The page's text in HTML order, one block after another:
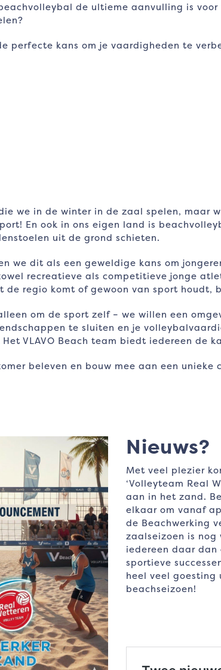
de ultieme aanvulling is
perfecte kans om je vaardigheden te
we in de winter in de zaal spelen,
En ook in ons eigen land is
uit de grond schieten.
we dit als een geweldige kans om
recreatieve als competitieve jonge
de regio komt of gewoon van sport
om de sport zelf – we willen een
te sluiten en je
VLAVO Beach team biedt iedereen de
beleven en bouw mee aan een
Nieuws?
Met veel plezier
‘Volleyteam Real
aan in het zand.
elkaar om vanaf
de Beachwerking
zaalseizoen is nog
iedereen daar dan
sportieve
heel veel goesting
beachseizoen!